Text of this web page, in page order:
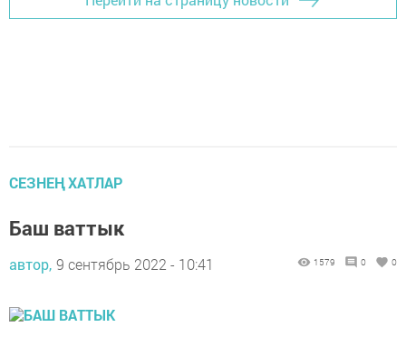
СЕЗНЕҢ ХАТЛАР
Баш ваттык
автор, 9 сентябрь 2022 - 10:41 1579 0 0